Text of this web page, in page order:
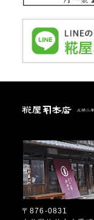
〒876-0831